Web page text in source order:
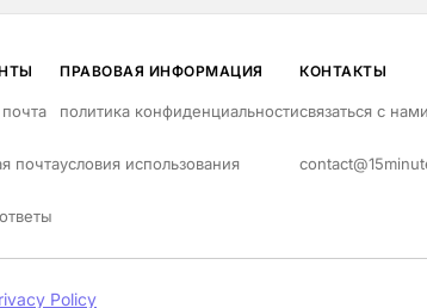
почта
ПРАВОВАЯ ИНФОРМАЦИЯ
политика конфиденциальности
условия использования
КОНТАКТЫ
связаться с нами
Policy